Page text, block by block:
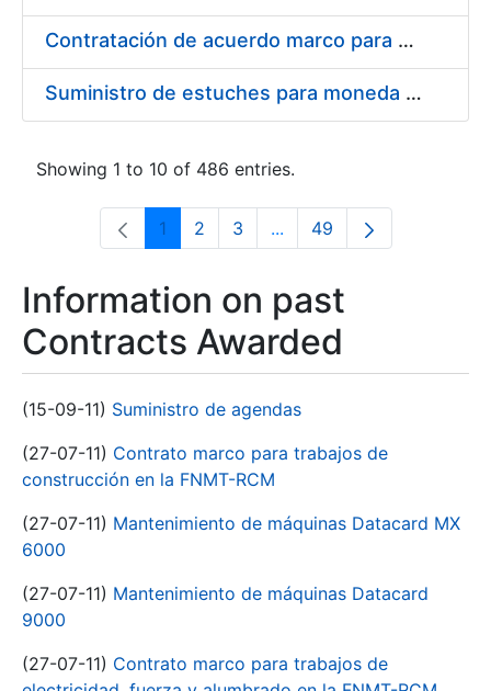
Contratación de acuerdo marco para el Suministro de Material de Electricidad para la Fábrica Nacional de Moneda y Timbre-Real Casa de la Moneda en su centro de trabajo de Burgos
Suministro de estuches para moneda de 30 €
Showing 1 to 10 of 486 entries.
Page
1 Page
2 Page
3 ...Intermediate Pages Use
Page
49
Information on past
Contracts Awarded
(15-09-11) Suministro de agendas
(27-07-11) Contrato marco para trabajos de
construcción en la FNMT-RCM
(27-07-11) Mantenimiento de máquinas Datacard MX
6000
(27-07-11) Mantenimiento de máquinas Datacard
9000
(27-07-11) Contrato marco para trabajos de